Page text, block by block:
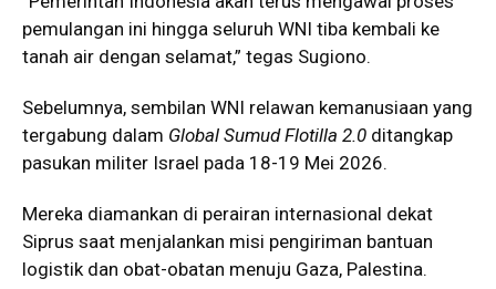
pemulangan ini hingga seluruh WNI tiba kembali ke
tanah air dengan selamat,” tegas Sugiono.
Sebelumnya, sembilan WNI relawan kemanusiaan yang
tergabung dalam Global Sumud Flotilla 2.0 ditangkap
pasukan militer Israel pada 18-19 Mei 2026.
Mereka diamankan di perairan internasional dekat
Siprus saat menjalankan misi pengiriman bantuan
logistik dan obat-obatan menuju Gaza, Palestina.